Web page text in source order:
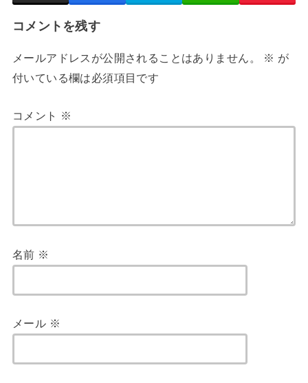
コメントを残す
メールアドレスが公開されることはありません。 ※ が
付いている欄は必須項目です
コメント ※
名前 ※
メール ※